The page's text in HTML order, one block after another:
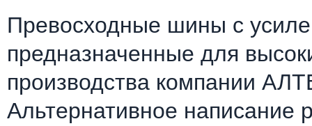
Превосходные шины c
предназначенные для
производства компании
Альтернативное написание